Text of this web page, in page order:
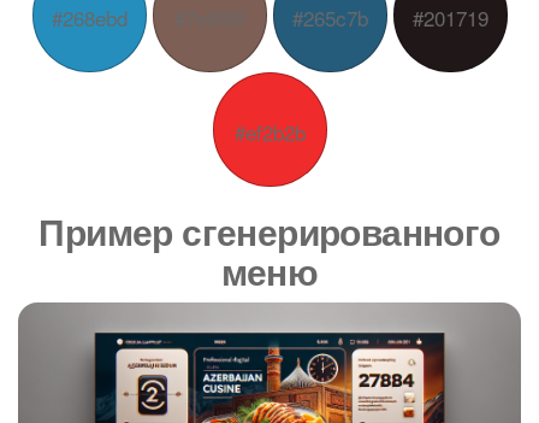
#268ebd #265c7b #201719
#ef2b2b
Пример сгенерированного
меню